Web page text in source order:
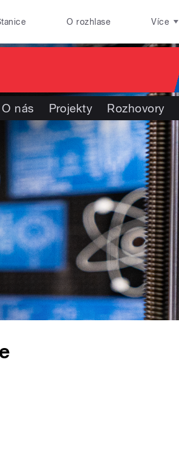
O rozhlase Více
O nás Projekty Rozhovory